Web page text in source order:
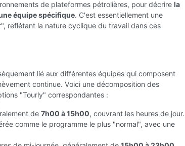
de plateformes pétrolières, pour décrire la
équipe spécifique. C'est essentiellement une
reflétant la nature cyclique du travail dans ces
lié aux différentes équipes qui composent
continue. Voici une décomposition des
"Tourly" correspondantes :
de 7h00 à 15h00, couvrant les heures de jour.
comme le programme le plus "normal", avec une